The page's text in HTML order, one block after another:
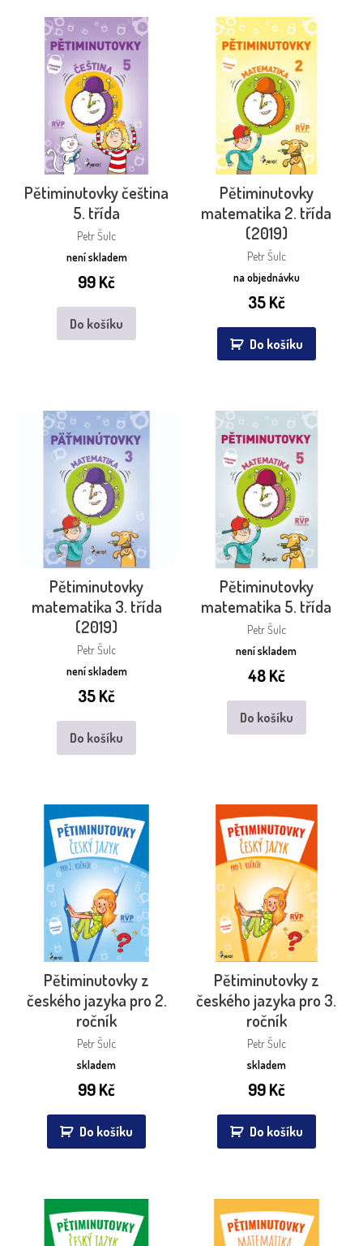
Pětiminutovky čeština
5. třída
Petr Šulc
není skladem
99Kč
Do košíku
Pětiminutovky
matematika 2. třída
(2019)
Petr Šulc
na objednávku
35Kč
Do košíku
Pětiminutovky
matematika 3. třída
(2019)
Petr Šulc
není skladem
35Kč
Do košíku
Pětiminutovky
matematika 5. třída
Petr Šulc
není skladem
48Kč
Do košíku
Pětiminutovky z
českého jazyka pro 2.
ročník
Petr Šulc
skladem
99Kč
Do košíku
Pětiminutovky z
českého jazyka pro 3.
ročník
Petr Šulc
skladem
99Kč
Do košíku